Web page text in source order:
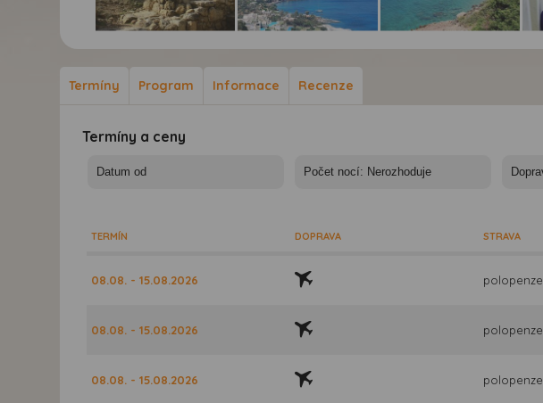
Termíny
Program Informace Recenze
Termíny a ceny
TERMÍN DOPRAVA STRAVA
08.08. - 15.08.2026 polopenze
08.08. - 15.08.2026 polopenze
08.08. - 15.08.2026 polopenze